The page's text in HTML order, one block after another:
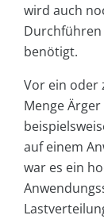
wird auch
benötigt.
Vor ein oder
Menge
auf einem
war es ein